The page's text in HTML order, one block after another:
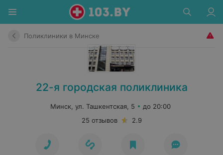
Поликлиники в Минске
22-я городская поликлиника
Минск, ул. Ташкентская, 5
до 20:00
25 отзывов
2.9